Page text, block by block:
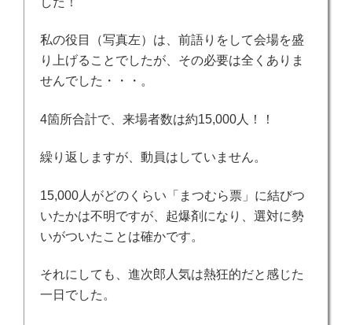
私の役目（写真左）は、前語りをして会場を盛
り上げることでしたが、その必要は全くありま
せんでした・・・。
4箇所合計で、来場者数は約15,000人！！
繰り返しますが、動員はしていません。
15,000人がどのくらい「まつむら票」に結びつ
いたかは不明ですが、起爆剤になり、選対に勢
いがついたことは確かです。
それにしても、進次郎人気は熱狂的だと感じた
一日でした。